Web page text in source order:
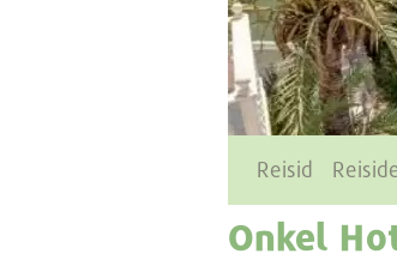
Reisid
Onkel